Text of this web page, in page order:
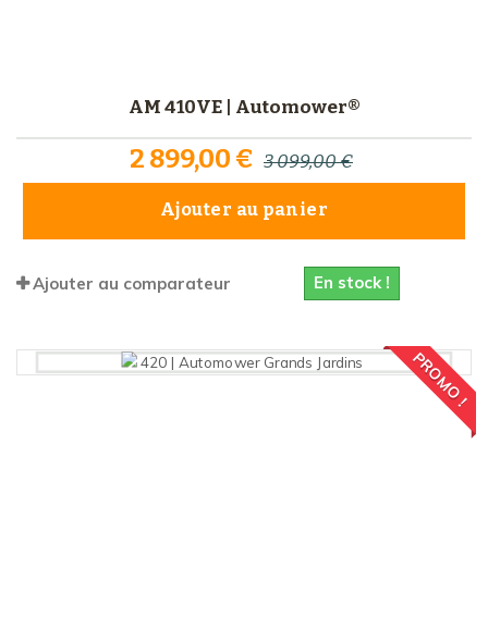
AM 410VE | Automower®
2 899,00 € 3 099,00 €
Ajouter au panier
Ajouter au comparateur En stock !
PROMO !